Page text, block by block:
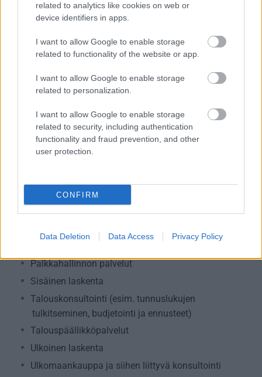
related to analytics like cookies on web or
device identifiers in apps.
I want to allow Google to enable storage
related to functionality of the website or app.
I want to allow Google to enable storage
related to personalization.
I want to allow Google to enable storage
related to security, including authentication
functionality and fraud prevention, and other
user protection.
CONFIRM
Data Deletion Data Access Privacy Policy
Palvelutarjonta
ALV-laskelmat, ilmoitukset verottajalle ja
tilinpäätökset
Henkilöstöhallinnon palvelut
Juridiset palvelut
Kansainvälistymispalvelut
Konserneihin liittyvät palvelut
Kriisiyritysten hallinta
verosuunnittelu)
Maksatuspalvelut
Palkkahallinnon palvelut
Sisäinen laskenta
Talouskonsultointi (esim. tunnuslukujen
tulkitseminen, budjetointi ja ennusteet)
Talouspäällikköpalvelut
Ulkoinen laskenta
Ulkomaankauppa ja siihen liittyvä konsultointi